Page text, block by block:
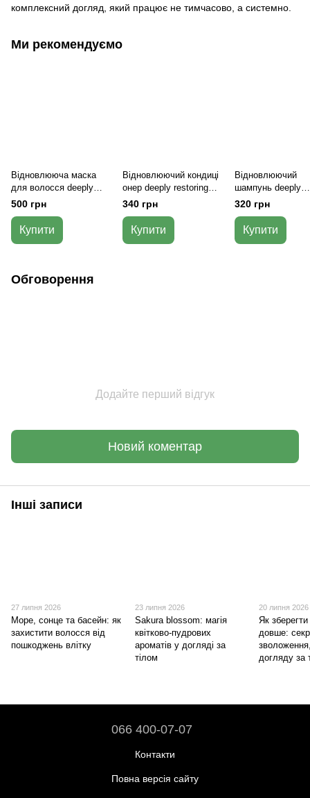
комплексний догляд, який працює не тимчасово, а системно.
Ми рекомендуємо
Відновлююча маска
для волосся deeply
restoring hair mask 300
500 грн
Купити
Відновлюючий кондиці
онер deeply restoring
hair conditioner 250 мл
340 грн
Купити
Відновлюючий
шампунь deeply
restoring
320 грн
Купити
Обговорення
Додайте перший відгук
Новий коментар
Інші записи
27 липня 2026
Море, сонце та басейн: як
захистити волосся від
пошкоджень влітку
23 липня 2026
Sakura blossom: магія
квітково-пудрових
ароматів у догляді за
тілом
20 липня 2026
Як
довше:
догляду за
066 400-07-07
Контакти
Повна версія сайту